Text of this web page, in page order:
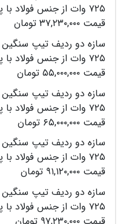
قیمت ۳۷,۲۳۰,۰۰۰ تومان
قیمت ۵۵,۰۰۰,۰۰۰ تومان
قیمت ۶۵,۰۰۰,۰۰۰ تومان
قیمت ۹۱,۱۲۰,۰۰۰ تومان